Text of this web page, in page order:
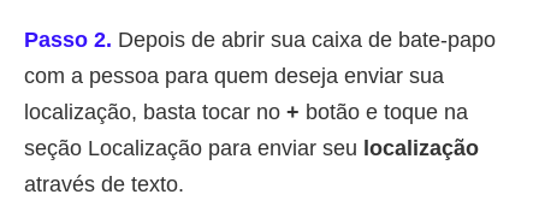
Passo 2. Depois de abrir sua caixa de bate-papo
com a pessoa para quem deseja enviar sua
localização, basta tocar no + botão e toque na
seção Localização para enviar seu localização
através de texto.